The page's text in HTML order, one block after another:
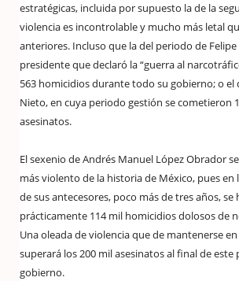
estratégicas, incluida por supuesto la de la
violencia es incontrolable y mucho más letal
anteriores. Incluso que la del periodo de
presidente que declaró la “guerra al
563 homicidios durante todo su gobierno; o el
Nieto, en cuya periodo gestión se cometieron
asesinatos.
El sexenio de Andrés Manuel López Obrador
más violento de la historia de México, pues
de sus antecesores, poco más de tres años,
prácticamente 114 mil homicidios dolosos de
Una oleada de violencia que de mantenerse
superará los 200 mil asesinatos al final de este
gobierno.